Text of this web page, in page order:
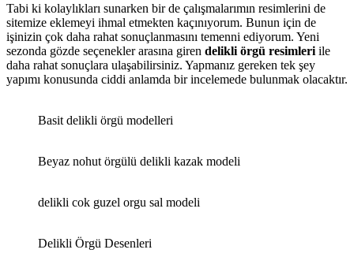
Tabi ki kolaylıkları sunarken bir de çalışmalarımın resimlerini de
sitemize eklemeyi ihmal etmekten kaçınıyorum. Bunun için de
işinizin çok daha rahat sonuçlanmasını temenni ediyorum. Yeni
sezonda gözde seçenekler arasına giren delikli örgü resimleri ile
daha rahat sonuçlara ulaşabilirsiniz. Yapmanız gereken tek şey
yapımı konusunda ciddi anlamda bir incelemede bulunmak olacaktır.
Basit delikli örgü modelleri
Beyaz nohut örgülü delikli kazak modeli
delikli cok guzel orgu sal modeli
Delikli Örgü Desenleri